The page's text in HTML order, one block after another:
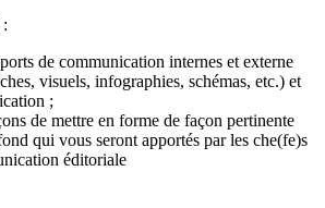
de communication internes et externe
visuels, infographies, schémas, etc.) et
;
de mettre en forme de façon pertinente
qui vous seront apportés par les che(fe)s
éditoriale